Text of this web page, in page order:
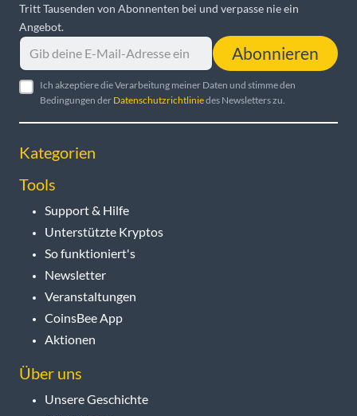
Tritt Tausenden von Abonnenten bei und verpasse nie ein
Angebot.
Abonnieren
Ich akzeptiere die Verarbeitung meiner Daten und stimme den
Bedingungen der Datenschutzrichtliniedes Newsletters zu.
Kategorien
Tools
Support & Hilfe
Unterstützte Kryptos
So funktioniert's
Newsletter
Veranstaltungen
CoinsBee App
Aktionen
Über uns
Unsere Geschichte